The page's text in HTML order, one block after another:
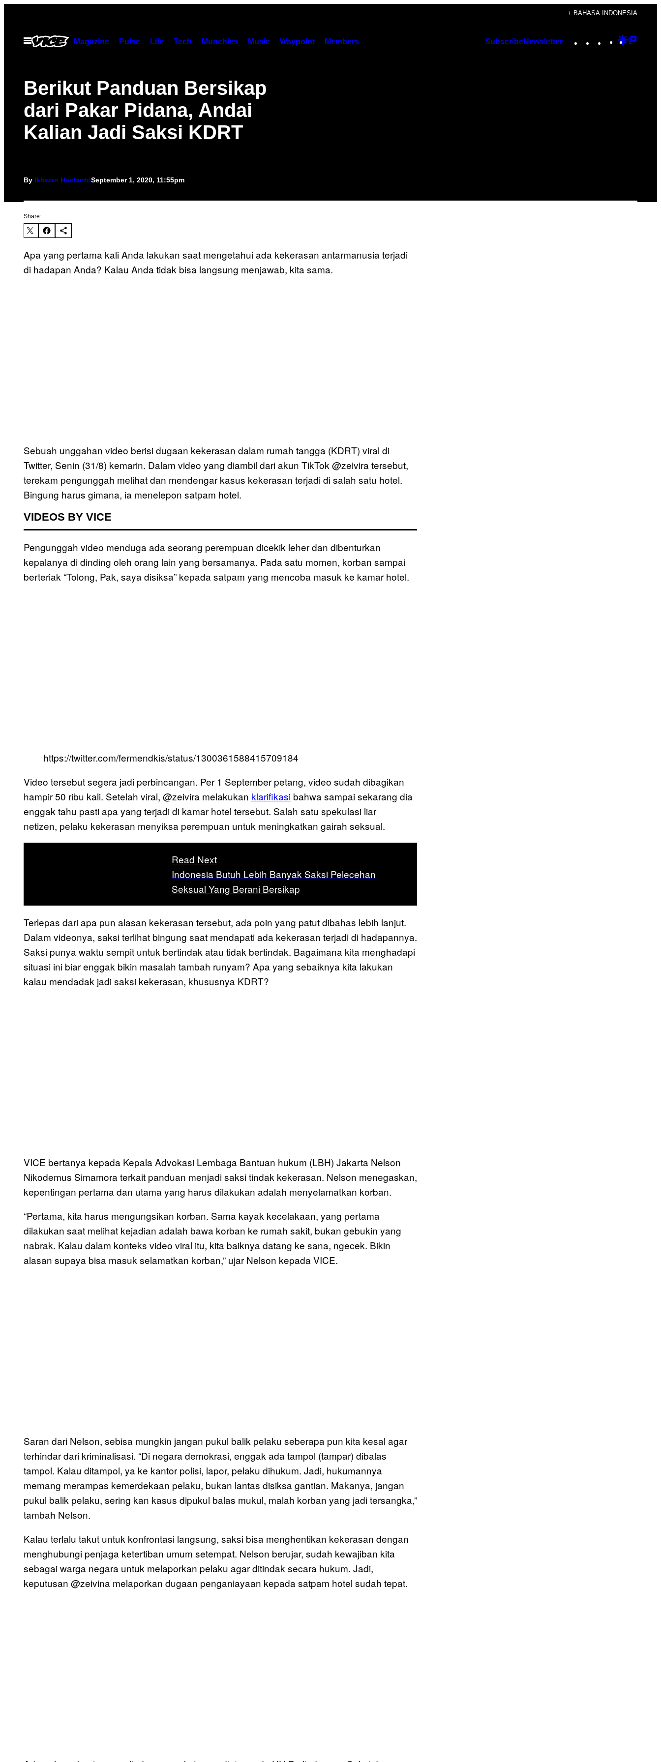
content
+ BAHASA INDONESIA
Open
Menu
Magazine Pulse Life Tech Munchies Music Waypoint Members SubscribeNewsletter Instagram
TikTok
YouTube
Google
Berikut Panduan Bersikap
dari Pakar Pidana, Andai
Kalian Jadi Saksi KDRT
By Ikhwan HastantoSeptember 1, 2020, 11:55pm
Share:
Apa yang pertama kali Anda lakukan saat mengetahui ada kekerasan antarmanusia terjadi
di hadapan Anda? Kalau Anda tidak bisa langsung menjawab, kita sama.
Sebuah unggahan video berisi dugaan kekerasan dalam rumah tangga (KDRT) viral di
Twitter, Senin (31/8) kemarin. Dalam video yang diambil dari akun TikTok @zeivira tersebut,
terekam pengunggah melihat dan mendengar kasus kekerasan terjadi di salah satu hotel.
Bingung harus gimana, ia menelepon satpam hotel.
VIDEOS BY VICE
Pengunggah video menduga ada seorang perempuan dicekik leher dan dibenturkan
kepalanya di dinding oleh orang lain yang bersamanya. Pada satu momen, korban sampai
berteriak “Tolong, Pak, saya disiksa” kepada satpam yang mencoba masuk ke kamar hotel.
https://twitter.com/fermendkis/status/1300361588415709184
Video tersebut segera jadi perbincangan. Per 1 September petang, video sudah dibagikan
hampir 50 ribu kali. Setelah viral, @zeivira melakukan klarifikasi bahwa sampai sekarang dia
enggak tahu pasti apa yang terjadi di kamar hotel tersebut. Salah satu spekulasi liar
netizen, pelaku kekerasan menyiksa perempuan untuk meningkatkan gairah seksual.
Read Next
Indonesia Butuh Lebih Banyak Saksi Pelecehan
Seksual Yang Berani Bersikap
Terlepas dari apa pun alasan kekerasan tersebut, ada poin yang patut dibahas lebih lanjut.
Dalam videonya, saksi terlihat bingung saat mendapati ada kekerasan terjadi di hadapannya.
Saksi punya waktu sempit untuk bertindak atau tidak bertindak. Bagaimana kita menghadapi
situasi ini biar enggak bikin masalah tambah runyam? Apa yang sebaiknya kita lakukan
kalau mendadak jadi saksi kekerasan, khususnya KDRT?
VICE bertanya kepada Kepala Advokasi Lembaga Bantuan hukum (LBH) Jakarta Nelson
Nikodemus Simamora terkait panduan menjadi saksi tindak kekerasan. Nelson menegaskan,
kepentingan pertama dan utama yang harus dilakukan adalah menyelamatkan korban.
“Pertama, kita harus mengungsikan korban. Sama kayak kecelakaan, yang pertama
dilakukan saat melihat kejadian adalah bawa korban ke rumah sakit, bukan gebukin yang
nabrak. Kalau dalam konteks video viral itu, kita baiknya datang ke sana, ngecek. Bikin
alasan supaya bisa masuk selamatkan korban,” ujar Nelson kepada VICE.
Saran dari Nelson, sebisa mungkin jangan pukul balik pelaku seberapa pun kita kesal agar
terhindar dari kriminalisasi. “Di negara demokrasi, enggak ada tampol (tampar) dibalas
tampol. Kalau ditampol, ya ke kantor polisi, lapor, pelaku dihukum. Jadi, hukumannya
memang merampas kemerdekaan pelaku, bukan lantas disiksa gantian. Makanya, jangan
pukul balik pelaku, sering kan kasus dipukul balas mukul, malah korban yang jadi tersangka,”
tambah Nelson.
Kalau terlalu takut untuk konfrontasi langsung, saksi bisa menghentikan kekerasan dengan
menghubungi penjaga ketertiban umum setempat. Nelson berujar, sudah kewajiban kita
sebagai warga negara untuk melaporkan pelaku agar ditindak secara hukum. Jadi,
keputusan @zeivina melaporkan dugaan penganiayaan kepada satpam hotel sudah tepat.